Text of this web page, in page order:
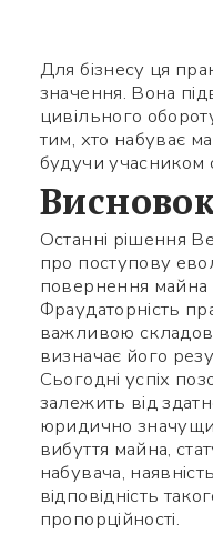
Для бізнесу ця
значення. Вона
цивільного
тим, хто набуває
будучи учасником
Останні рішення
про поступову
повернення майна
Фраудаторність
важливою
визначає його
Сьогодні успіх
залежить від
юридично
вибуття майна,
набувача,
відповідність
пропорційності.